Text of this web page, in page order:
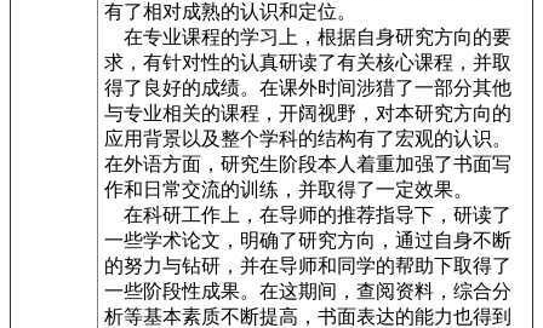
有了相对成熟的认识和定位。
在专业课程的学习上，根据自身研究方向的要
求，有针对性的认真研读了有关核心课程，并取
得了良好的成绩。在课外时间涉猎了一部分其他
与专业相关的课程，开阔视野，对本研究方向的
应用背景以及整个学科的结构有了宏观的认识。
在外语方面，研究生阶段本人着重加强了书面写
作和日常交流的训练，并取得了一定效果。
在科研工作上，在导师的推荐指导下，研读了
一些学术论文，明确了研究方向，通过自身不断
的努力与钻研，并在导师和同学的帮助下取得了
一些阶段性成果。在这期间，查阅资料，综合分
析等基本素质不断提高，书面表达的能力也得到